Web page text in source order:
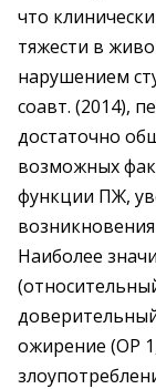
что
тяжести в
нарушением
соавт. (2014),
достаточно
возможных
функции ПЖ,
Наиболее
ожирение (ОР